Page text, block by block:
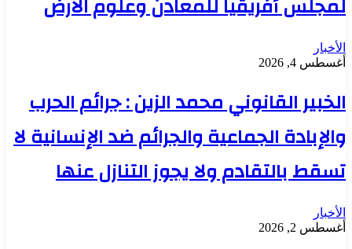
لمجلس أفريقيا للمعادن وعلوم الأرض
الأخبار
أغسطس 4, 2026
الخبير القانوني محمد الزين : جرائم الحرب
والإبادة الجماعية والجرائم ضد الإنسانية لا
تسقط بالتقادم ولا يجوز التنازل عنها
الأخبار
أغسطس 2, 2026